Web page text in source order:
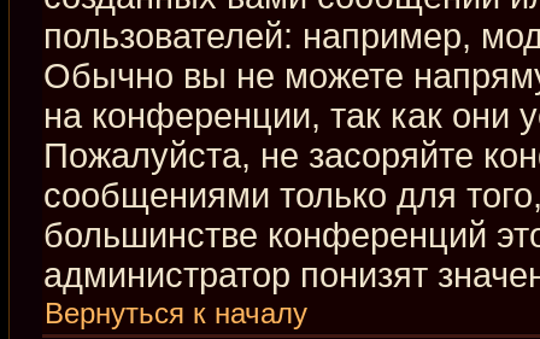
пользователей: например,
Обычно вы не можете
на конференции, так как они
Пожалуйста, не засоряйте
сообщениями только для
большинстве конференций
администратор понизят
Вернуться к началу